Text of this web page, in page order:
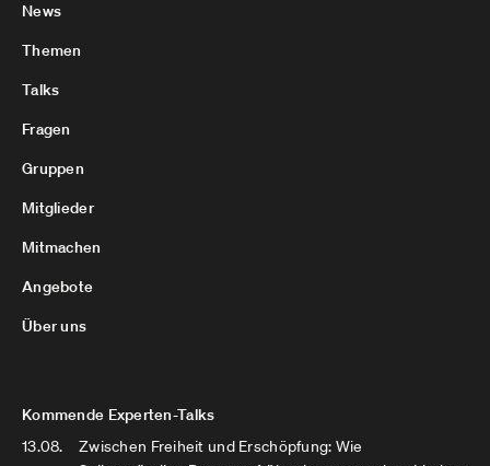
News
Themen
Talks
Fragen
Gruppen
Mitglieder
Mitmachen
Angebote
Über uns
Kommende Experten-Talks
13.08.
Zwischen Freiheit und Erschöpfung: Wie